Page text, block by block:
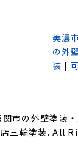
美濃
の外
装 |
関市の外壁塗装
三輪塗装. All